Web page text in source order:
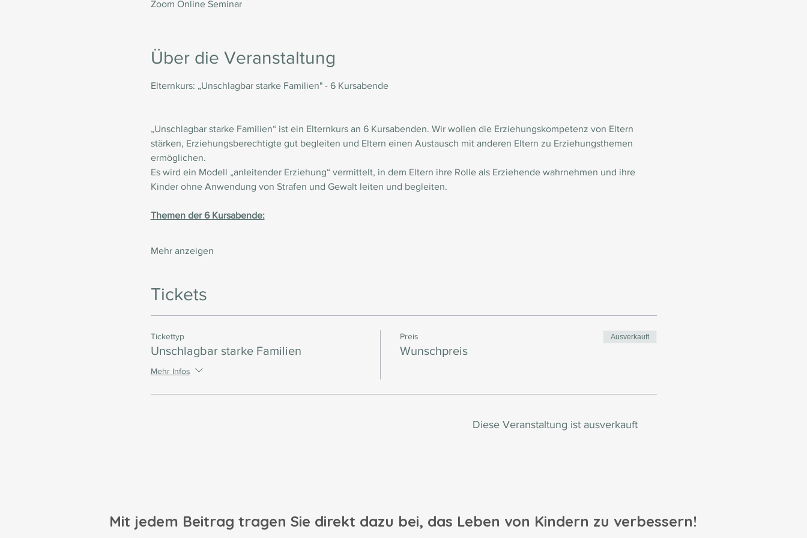
Zoom Online Seminar
Über die Veranstaltung
Elternkurs: „Unschlagbar starke Familien" - 6 Kursabende
„Unschlagbar starke Familien“ ist ein Elternkurs an 6 Kursabenden. Wir wollen die Erziehungskompetenz von Eltern
stärken, Erziehungsberechtigte gut begleiten und Eltern einen Austausch mit anderen Eltern zu Erziehungsthemen
ermöglichen.
Es wird ein Modell „anleitender Erziehung“ vermittelt, in dem Eltern ihre Rolle als Erziehende wahrnehmen und ihre
Kinder ohne Anwendung von Strafen und Gewalt leiten und begleiten.
Themen der 6 Kursabende:
Mehr anzeigen
Tickets
Tickettyp
Unschlagbar starke Familien
Mehr Infos
Preis
Wunschpreis
Ausverkauft
Diese Veranstaltung ist ausverkauft
Mit jedem Beitrag tragen Sie direkt dazu bei, das Leben von Kindern zu verbessern!